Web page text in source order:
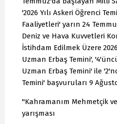
'2026 Yılı Askeri Öğrenci
Faaliyetleri' yarın 24
Deniz ve Hava Kuvvetleri
İstihdam Edilmek Üzere
Uzman Erbaş Temini',
Uzman Erbaş Temini' ile
Temini' başvuruları 9
"Kahramanım Mehmetçik
yarışması